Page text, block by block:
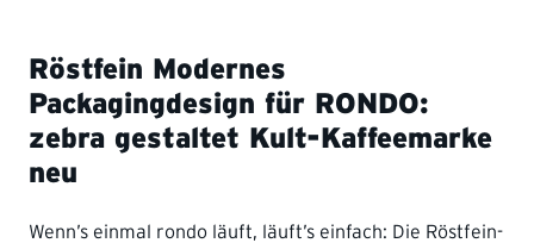
Röstfein Modernes
Packagingdesign für RONDO:
zebra gestaltet Kult-Kaffeemarke
neu
Wenn’s einmal rondo läuft, läuft’s einfach: Die Röstfein-